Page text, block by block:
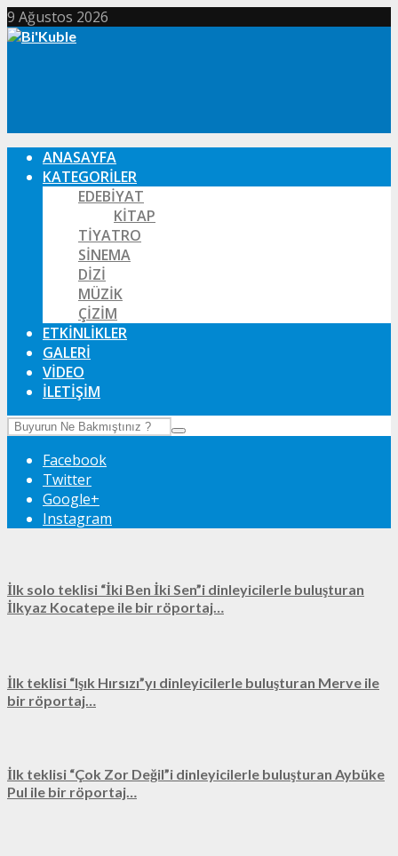
9 Ağustos 2026
ANASAYFA
KATEGORILER
EDEBIYAT
KITAP
TIYATRO
SINEMA
DIZI
MÜZIK
ÇIZIM
ETKINLIKLER
GALERI
VIDEO
İLETIŞIM
Facebook
Twitter
Google+
Instagram
İlk solo teklisi “İki Ben İki Sen”i dinleyicilerle buluşturan
İlkyaz Kocatepe ile bir röportaj…
İlk teklisi “Işık Hırsızı”yı dinleyicilerle buluşturan Merve ile
bir röportaj…
İlk teklisi “Çok Zor Değil”i dinleyicilerle buluşturan Aybüke
Pul ile bir röportaj…